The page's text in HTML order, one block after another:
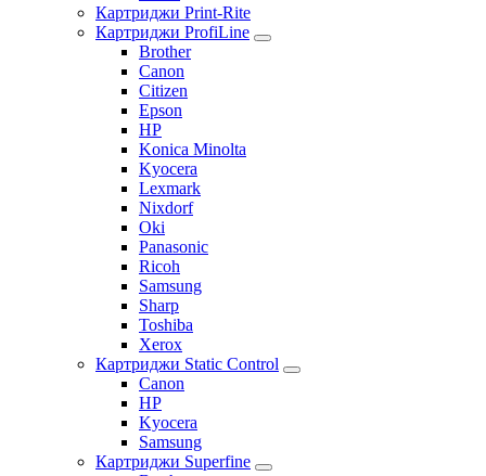
Картриджи Print-Rite
Картриджи ProfiLine
Brother
Canon
Citizen
Epson
HP
Konica Minolta
Kyocera
Lexmark
Nixdorf
Oki
Panasonic
Ricoh
Samsung
Sharp
Toshiba
Xerox
Картриджи Static Control
Canon
HP
Kyocera
Samsung
Картриджи Superfine